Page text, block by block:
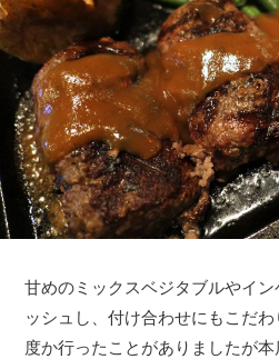
甘めのミックスベジタブルやイ
ッシュし、付け合わせにもこだ
度か行ったことがありましたが